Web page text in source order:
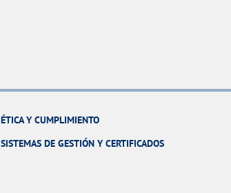
ÉTICA Y CUMPLIMIENTO
SISTEMAS DE GESTIÓN Y CERTIFICADOS